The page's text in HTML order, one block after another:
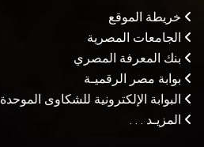
خريطة الموقع
الجامعات المصرية
بنك المعرفة المصري
بوابة مصر الرقميـة
البوابة الإلكترونية للشكاوى الموحدة
المزيـد . . .